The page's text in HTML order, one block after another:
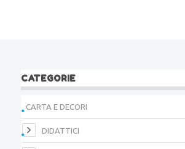
CATEGORIE
CARTA E DECORI
DIDATTICI